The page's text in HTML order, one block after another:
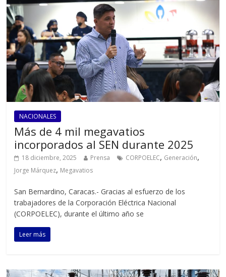
NACIONALES
Más de 4 mil megavatios
incorporados al SEN durante 2025
18 diciembre, 2025 Prensa CORPOELEC, Generación,
Jorge Márquez, Megavatios
San Bernardino, Caracas.- Gracias al esfuerzo de los
trabajadores de la Corporación Eléctrica Nacional
(CORPOELEC), durante el último año se
Leer más